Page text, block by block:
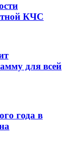
КЧС
для всей
года в